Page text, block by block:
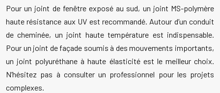
Pour un joint de fenêtre exposé au sud, un joint MS-polymère
haute résistance aux UV est recommandé. Autour d’un conduit
de cheminée, un joint haute température est indispensable.
Pour un joint de façade soumis à des mouvements importants,
un joint polyuréthane à haute élasticité est le meilleur choix.
N’hésitez pas à consulter un professionnel pour les projets
complexes.